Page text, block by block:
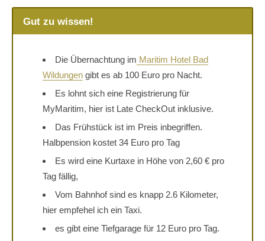
Gut zu wissen!
Die Übernachtung im Maritim Hotel Bad
Wildungen gibt es ab 100 Euro pro Nacht.
Es lohnt sich eine Registrierung für
MyMaritim, hier ist Late CheckOut inklusive.
Das Frühstück ist im Preis inbegriffen.
Halbpension kostet 34 Euro pro Tag
Es wird eine Kurtaxe in Höhe von 2,60 € pro
Tag fällig,
Vom Bahnhof sind es knapp 2.6 Kilometer,
hier empfehel ich ein Taxi.
es gibt eine Tiefgarage für 12 Euro pro Tag.